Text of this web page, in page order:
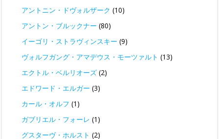
アントニン・ドヴォルザーク (10)
アントン・ブルックナー (80)
イーゴリ・ストラヴィンスキー (9)
ヴォルフガング・アマデウス・モーツァルト (13)
エクトル・ベルリオーズ (2)
エドワード・エルガー (3)
カール・オルフ (1)
ガブリエル・フォーレ (1)
グスターヴ・ホルスト (2)